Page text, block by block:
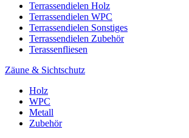
Terrassendielen Holz
Terrassendielen WPC
Terrassendielen Sonstiges
Terrassendielen Zubehör
Terassenfliesen
Zäune & Sichtschutz
Holz
WPC
Metall
Zubehör